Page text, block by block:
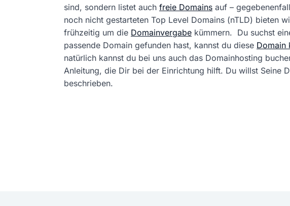
sind, sondern listet auch freie Domains auf –
noch nicht gestarteten Top Level Domains (nTLD) bieten
frühzeitig um die Domainvergabe kümmern. Du suchst
passende Domain gefunden hast, kannst du diese Domain
natürlich kannst du bei uns auch das Domainhosting
Anleitung, die Dir bei der Einrichtung hilft. Du willst Seine
beschrieben.